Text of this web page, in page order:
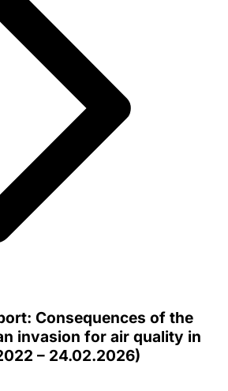
Consequences of the
invasion for air quality in
– 24.02.2026)